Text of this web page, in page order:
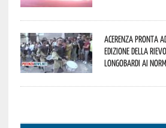
Acerenza pronta
edizione della
Longobardi ai